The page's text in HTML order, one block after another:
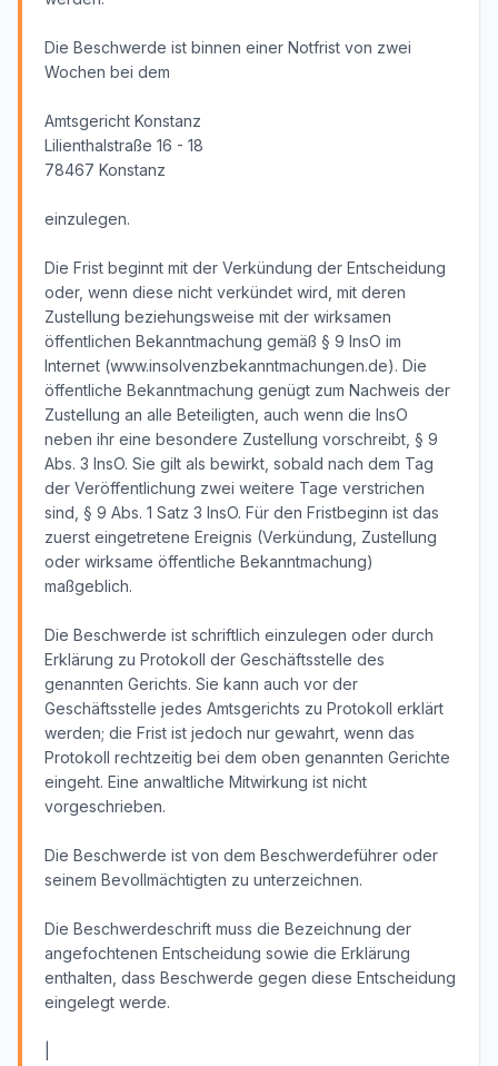
Die Beschwerde ist binnen einer Notfrist von zwei
Wochen bei dem
Amtsgericht Konstanz
Lilienthalstraße 16 - 18
78467 Konstanz
einzulegen.
Die Frist beginnt mit der Verkündung der Entscheidung
oder, wenn diese nicht verkündet wird, mit deren
Zustellung beziehungsweise mit der wirksamen
öffentlichen Bekanntmachung gemäß § 9 InsO im
Internet (www.insolvenzbekanntmachungen.de). Die
öffentliche Bekanntmachung genügt zum Nachweis der
Zustellung an alle Beteiligten, auch wenn die InsO
neben ihr eine besondere Zustellung vorschreibt, § 9
Abs. 3 InsO. Sie gilt als bewirkt, sobald nach dem Tag
der Veröffentlichung zwei weitere Tage verstrichen
sind, § 9 Abs. 1 Satz 3 InsO. Für den Fristbeginn ist das
zuerst eingetretene Ereignis (Verkündung, Zustellung
oder wirksame öffentliche Bekanntmachung)
maßgeblich.
Die Beschwerde ist schriftlich einzulegen oder durch
Erklärung zu Protokoll der Geschäftsstelle des
genannten Gerichts. Sie kann auch vor der
Geschäftsstelle jedes Amtsgerichts zu Protokoll erklärt
werden; die Frist ist jedoch nur gewahrt, wenn das
Protokoll rechtzeitig bei dem oben genannten Gerichte
eingeht. Eine anwaltliche Mitwirkung ist nicht
vorgeschrieben.
Die Beschwerde ist von dem Beschwerdeführer oder
seinem Bevollmächtigten zu unterzeichnen.
Die Beschwerdeschrift muss die Bezeichnung der
angefochtenen Entscheidung sowie die Erklärung
enthalten, dass Beschwerde gegen diese Entscheidung
eingelegt werde.